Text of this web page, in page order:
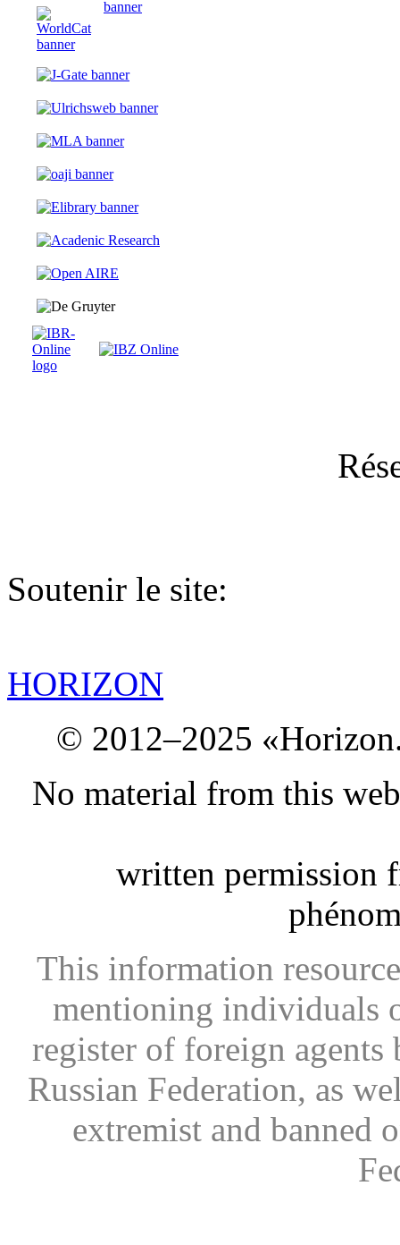
Soutenir le site:
HORIZON
© 2012–2025
No material from this
written permission
This information
mentioning individuals
register of foreign
Russian Federation, as
extremist and banned